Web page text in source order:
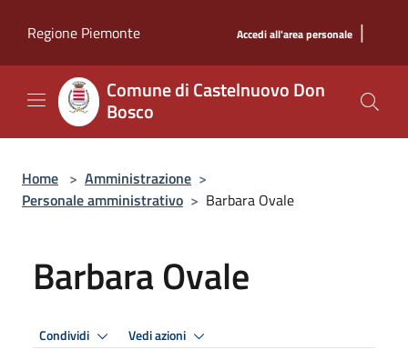
Regione Piemonte
Accedi all'area personale |
Comune di Castelnuovo Don
Bosco
Home > Amministrazione >
Personale amministrativo > Barbara Ovale
Barbara Ovale
Condividi Vedi azioni